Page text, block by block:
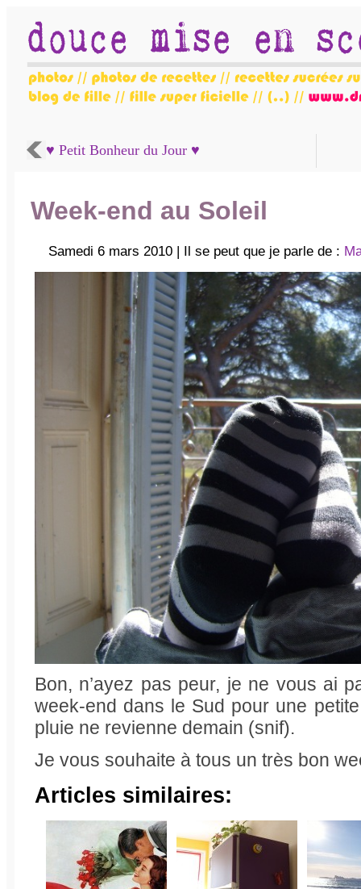
♥ Petit Bonheur du Jour ♥
Week-end au Soleil
Samedi 6 mars 2010 | Il se peut que je parle de :
Bon, n’ayez pas peur, je ne vous ai
week-end dans le Sud pour une
pluie ne revienne demain (snif).
Je vous souhaite à tous un très bon
Articles similaires: